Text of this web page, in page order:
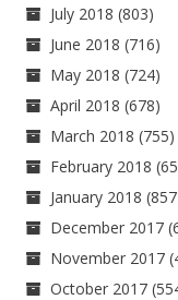
July 2018 (803)
June 2018 (716)
May 2018 (724)
April 2018 (678)
March 2018 (755)
February 2018
January 2018
December 2017
November 2017
October 2017